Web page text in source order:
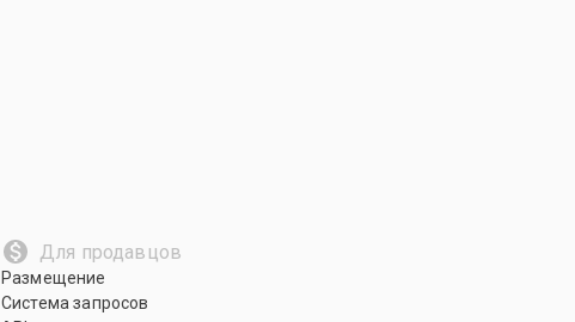
Для продавцов
Размещение
Система запросов